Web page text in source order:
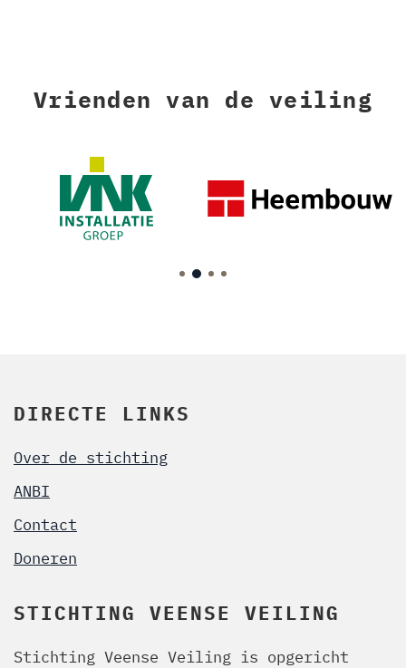
Vrienden van de veiling
DIRECTE LINKS
Over de stichting
ANBI
Contact
Doneren
STICHTING VEENSE VEILING
Stichting Veense Veiling is opgericht